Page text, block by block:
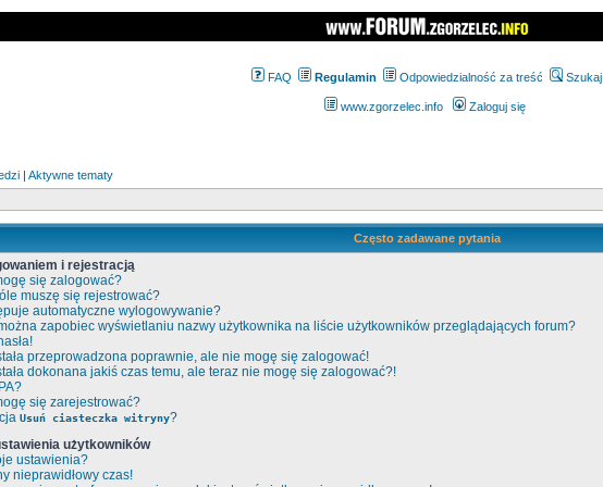
FAQ Regulamin Odpowiedzialność za treść Szukaj
www.zgorzelec.info Zaloguj się
| Aktywne tematy
Często zadawane pytania
i rejestracją
się zalogować?
muszę się rejestrować?
automatyczne wylogowywanie?
zapobiec wyświetlaniu nazwy użytkownika na liście użytkowników przeglądających forum?
przeprowadzona poprawnie, ale nie mogę się zalogować!
dokonana jakiś czas temu, ale teraz nie mogę się zalogować?!
się zarejestrować?
Usuń ciasteczka witryny?
użytkowników
ustawienia?
nieprawidłowy czas!